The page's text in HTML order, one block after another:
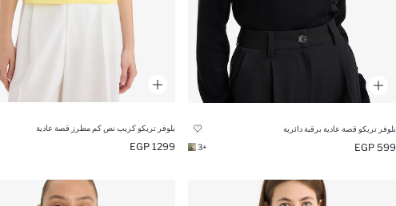
بلوفر تريكو قصة عادية برقبة دائرية
599 EGP
+3
بلوفر تريكو كريب نص كم مطرز قصة عادية
1299 EGP